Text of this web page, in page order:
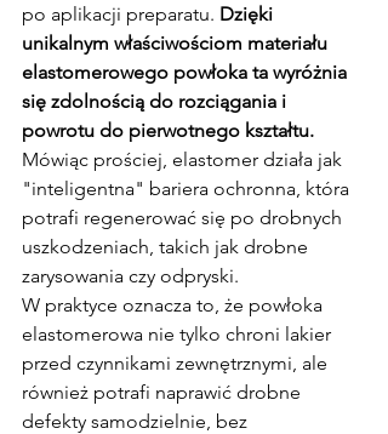
po aplikacji preparatu. Dzięki
unikalnym właściwościom materiału
elastomerowego powłoka ta wyróżnia
się zdolnością do rozciągania i
powrotu do pierwotnego kształtu.
Mówiąc prościej, elastomer działa jak
"inteligentna" bariera ochronna, która
potrafi regenerować się po drobnych
uszkodzeniach, takich jak drobne
zarysowania czy odpryski.
W praktyce oznacza to, że powłoka
elastomerowa nie tylko chroni lakier
przed czynnikami zewnętrznymi, ale
również potrafi naprawić drobne
defekty samodzielnie, bez